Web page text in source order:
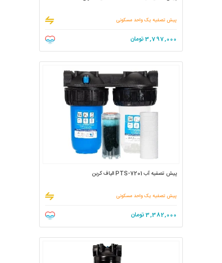
پیش تصفیه یک واحد مسکونی
3,797,000تومان
پیش تصفیه آب PTS-7201 الیاف کربن
پیش تصفیه یک واحد مسکونی
3,382,000تومان